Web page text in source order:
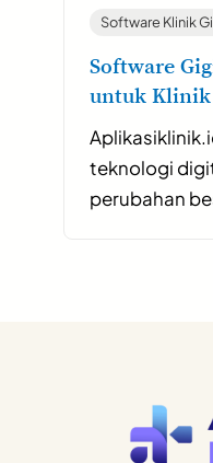
Software Klinik
Software
untuk Klinik
teknologi
perubahan